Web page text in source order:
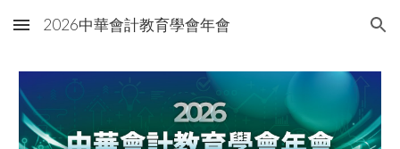
Skip to main content Skip to navigation
2026中華會計教育學會年會